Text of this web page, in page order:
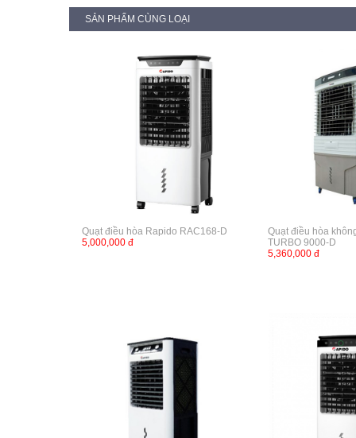
SẢN PHẨM CÙNG LOẠI
Quạt điều hòa Rapido RAC168-D
5,000,000 đ
Quạt điều hòa
TURBO 9000-D
5,360,000 đ